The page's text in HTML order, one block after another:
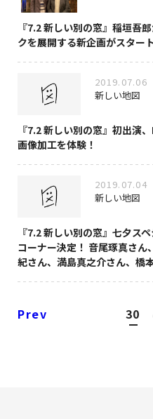
『7.2 新しい別の窓』稲垣吾
クを展開する新企画がスター
2019.07.06
新しい地図
『7.2 新しい別の窓』初出演
画像加工を体験！
2019.07.04
新しい地図
『7.2 新しい別の窓』七夕ス
コーナー決定！ 音尾琢真さ
紀さん、満島真之介さん、橋
Prev 30